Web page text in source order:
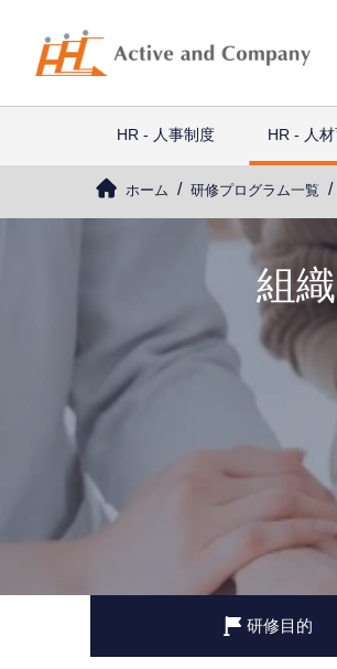
HR - 人事制度 HR - 人
ホーム 研修プログラム一覧
組
研修目的